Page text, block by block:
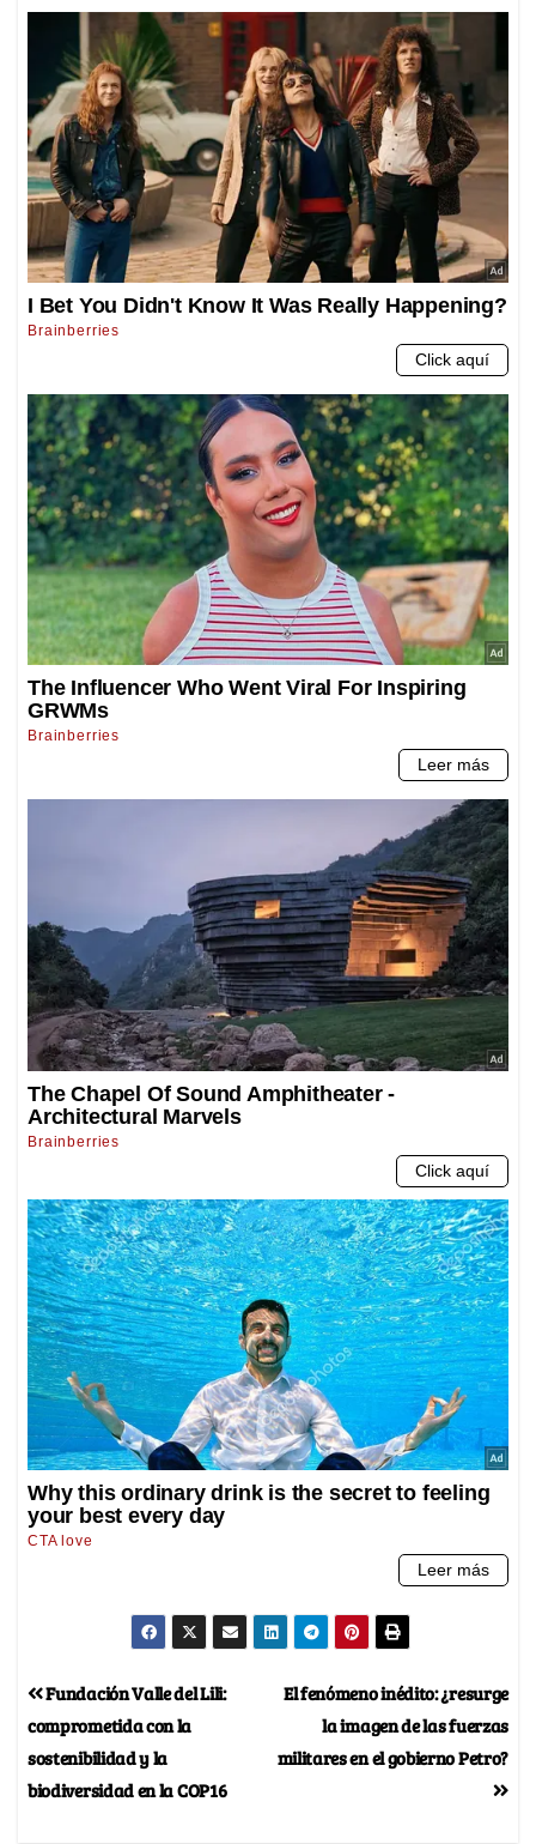
El fenómeno inédito: ¿resurge
la imagen de las fuerzas
militares en el gobierno Petro?
Fundación Valle del Lili:
comprometida con la
sostenibilidad y la
biodiversidad en la COP16